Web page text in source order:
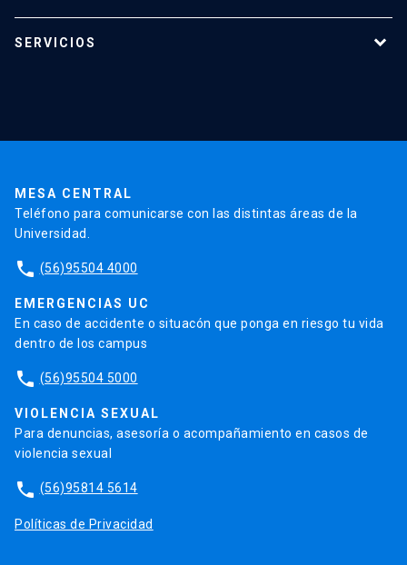
SERVICIOS
MESA CENTRAL
Teléfono para comunicarse con las distintas áreas de la
Universidad.
phone (56)95504 4000
EMERGENCIAS UC
En caso de accidente o situacón que ponga en riesgo tu vida
dentro de los campus
phone (56)95504 5000
VIOLENCIA SEXUAL
Para denuncias, asesoría o acompañamiento en casos de
violencia sexual
phone (56)95814 5614
Políticas de Privacidad